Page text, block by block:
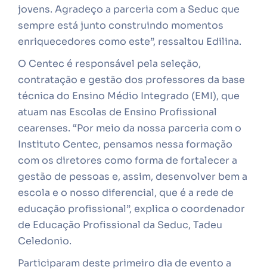
jovens. Agradeço a parceria com a Seduc que
sempre está junto construindo momentos
enriquecedores como este”, ressaltou Edilina.
O Centec é responsável pela seleção,
contratação e gestão dos professores da base
técnica do Ensino Médio Integrado (EMI), que
atuam nas Escolas de Ensino Profissional
cearenses. “Por meio da nossa parceria com o
Instituto Centec, pensamos nessa formação
com os diretores como forma de fortalecer a
gestão de pessoas e, assim, desenvolver bem a
escola e o nosso diferencial, que é a rede de
educação profissional”, explica o coordenador
de Educação Profissional da Seduc, Tadeu
Celedonio.
Participaram deste primeiro dia de evento a